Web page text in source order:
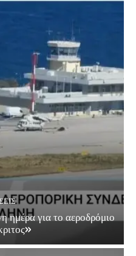
ημέρα για το αεροδρόμιο